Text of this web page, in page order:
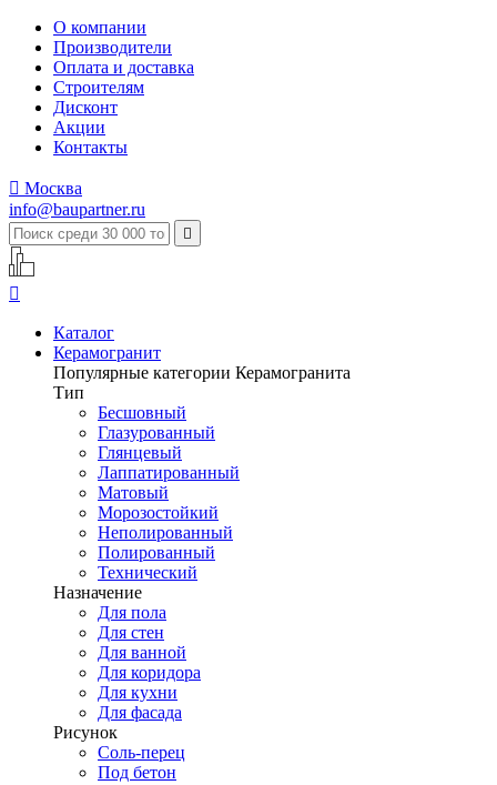
О компании
Производители
Оплата и доставка
Строителям
Дисконт
Акции
Контакты
 Москва
info@baupartner.ru


Каталог
Керамогранит
Популярные категории Керамогранита
Тип
Бесшовный
Глазурованный
Глянцевый
Лаппатированный
Матовый
Морозостойкий
Неполированный
Полированный
Технический
Назначение
Для пола
Для стен
Для ванной
Для коридора
Для кухни
Для фасада
Рисунок
Соль-перец
Под бетон